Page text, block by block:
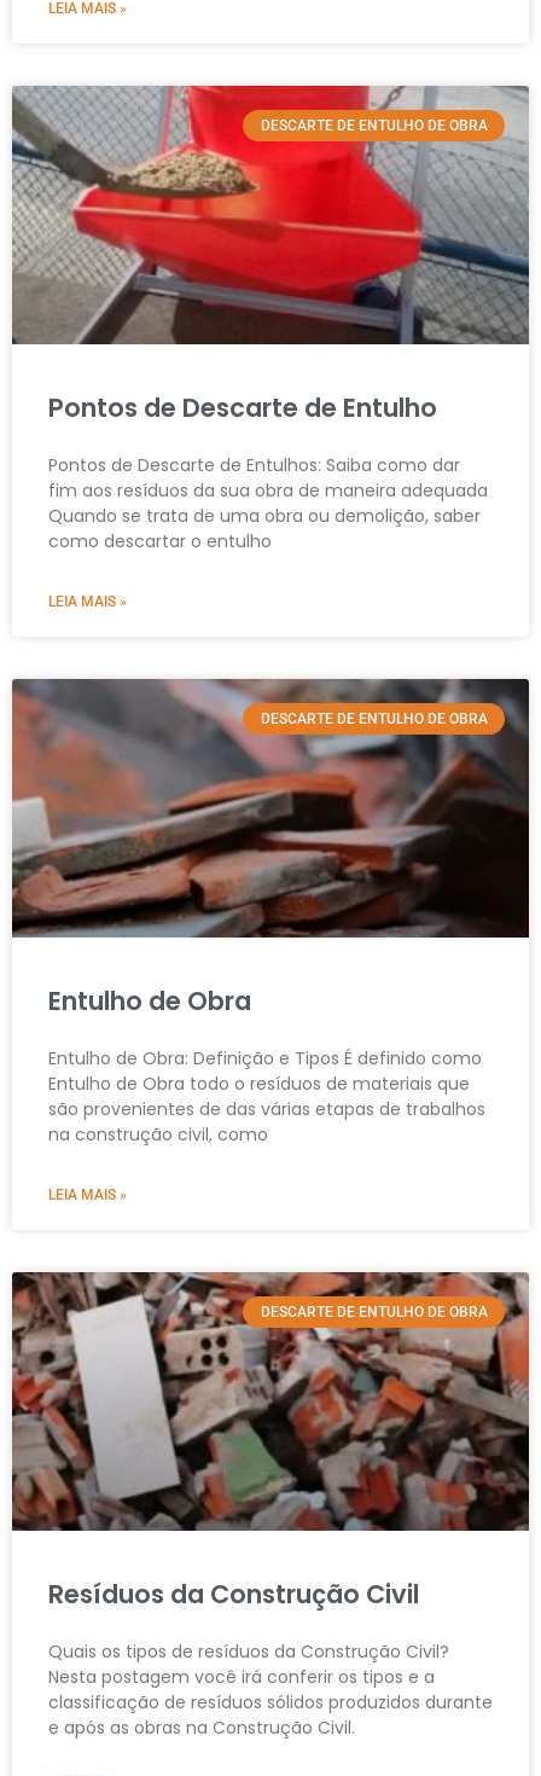
LEIA MAIS »
DESCARTE DE ENTULHO DE OBRA
Pontos de Descarte de Entulho
Pontos de Descarte de Entulhos: Saiba como dar
fim aos resíduos da sua obra de maneira adequada
Quando se trata de uma obra ou demolição, saber
como descartar o entulho
LEIA MAIS »
DESCARTE DE ENTULHO DE OBRA
Entulho de Obra
Entulho de Obra: Definição e Tipos É definido como
Entulho de Obra todo o resíduos de materiais que
são provenientes de das várias etapas de trabalhos
na construção civil, como
LEIA MAIS »
DESCARTE DE ENTULHO DE OBRA
Resíduos da Construção Civil
Quais os tipos de resíduos da Construção Civil?
Nesta postagem você irá conferir os tipos e a
classificação de resíduos sólidos produzidos durante
e após as obras na Construção Civil.